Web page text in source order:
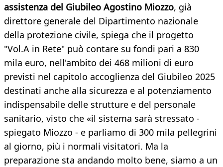
assistenza del Giubileo Agostino Miozzo, già
direttore generale del Dipartimento nazionale
della protezione civile, spiega che il progetto
"Vol.A in Rete" può contare su fondi pari a 830
mila euro, nell'ambito dei 468 milioni di euro
previsti nel capitolo accoglienza del Giubileo 2025
destinati anche alla sicurezza e al potenziamento
indispensabile delle strutture e del personale
sanitario, visto che «il sistema sarà stressato -
spiegato Miozzo - e parliamo di 300 mila pellegrini
al giorno, più i normali visitatori. Ma la
preparazione sta andando molto bene, siamo a un